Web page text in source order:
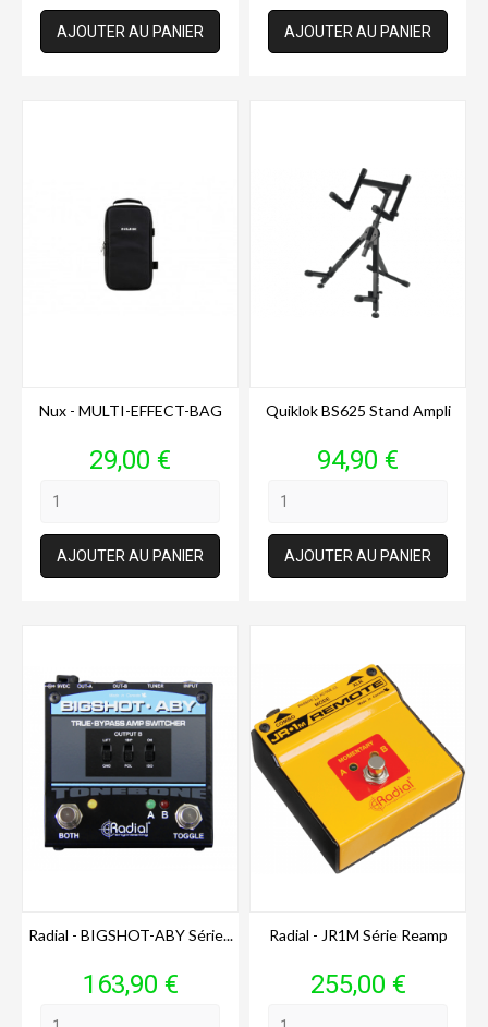
AJOUTER AU PANIER AJOUTER AU PANIER
Nux - MULTI-EFFECT-BAG
Prix
29,00 €
AJOUTER AU PANIER
Quiklok BS625 Stand Ampli
Prix
94,90 €
AJOUTER AU PANIER
Radial - BIGSHOT-ABY Série...
Prix
163,90 €
Radial - JR1M Série Reamp
Prix
255,00 €